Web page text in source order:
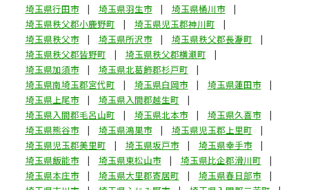
埼玉県行田市
埼玉県羽生市
埼玉県桶川市
埼玉県秩父郡小鹿野町
埼玉県児玉郡神川町
埼玉県秩父市
埼玉県所沢市
埼玉県秩父郡長瀞町
埼玉県秩父郡皆野町
埼玉県秩父郡横瀬町
埼玉県加須市
埼玉県北葛飾郡杉戸町
埼玉県南埼玉郡宮代町
埼玉県白岡市
埼玉県蓮田市
埼玉県上尾市
埼玉県入間郡越生町
埼玉県入間郡毛呂山町
埼玉県北本市
埼玉県久喜市
埼玉県熊谷市
埼玉県鴻巣市
埼玉県児玉郡上里町
埼玉県児玉郡美里町
埼玉県坂戸市
埼玉県幸手市
埼玉県飯能市
埼玉県東松山市
埼玉県比企郡滑川町
埼玉県本庄市
埼玉県大里郡寄居町
埼玉県春日部市